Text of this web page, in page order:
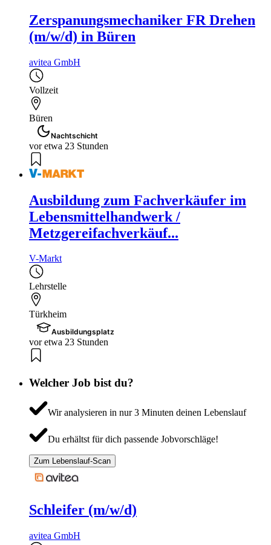
Zerspanungsmechaniker FR Drehen
(m/w/d) in Büren
avitea GmbH
Vollzeit
Büren
Nachtschicht
vor etwa 23 Stunden
Ausbildung zum Fachverkäufer im
Lebensmittelhandwerk /
Metzgereifachverkäuf...
V-Markt
Lehrstelle
Türkheim
Ausbildungsplatz
vor etwa 23 Stunden
Welcher Job bist du?
Wir analysieren in nur 3 Minuten deinen Lebenslauf
Du erhältst für dich passende Jobvorschläge!
Zum Lebenslauf-Scan
Schleifer (m/w/d)
avitea GmbH